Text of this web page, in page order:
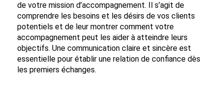
de votre mission d’accompagnement. Il s’agit de
comprendre les besoins et les désirs de vos clients
potentiels et de leur montrer comment votre
accompagnement peut les aider à atteindre leurs
objectifs. Une communication claire et sincère est
essentielle pour établir une relation de confiance dès
les premiers échanges.